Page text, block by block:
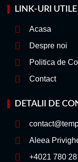
LINK-URI UTILE
Acasa
Despre noi
Politica de
Contact
DETALII DE
Aleea
+4021 780